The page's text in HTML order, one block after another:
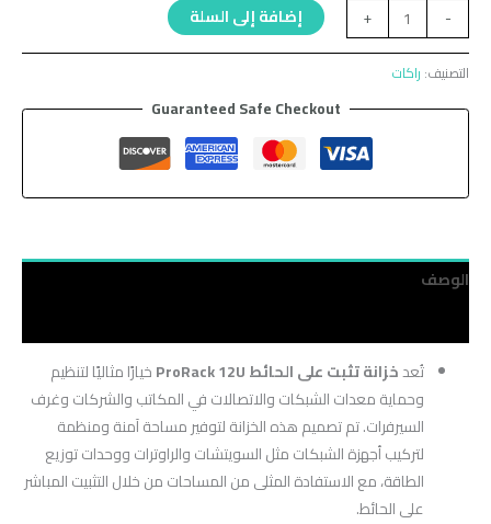
-
+ إضافة إلى السلة
التصنيف: راكات
Guaranteed Safe Checkout
الوصف
تُعدخزانة تثبت على الحائط ProRack 12U
خيارًا مثاليًا لتنظيم
وحماية معدات الشبكات والاتصالات في المكاتب والشركات وغرف
السيرفرات. تم تصميم هذه الخزانة لتوفير مساحة آمنة ومنظمة
لتركيب أجهزة الشبكات مثل السويتشات والراوترات ووحدات توزيع
الطاقة، مع الاستفادة المثلى من المساحات من خلال التثبيت المباشر
على الحائط.